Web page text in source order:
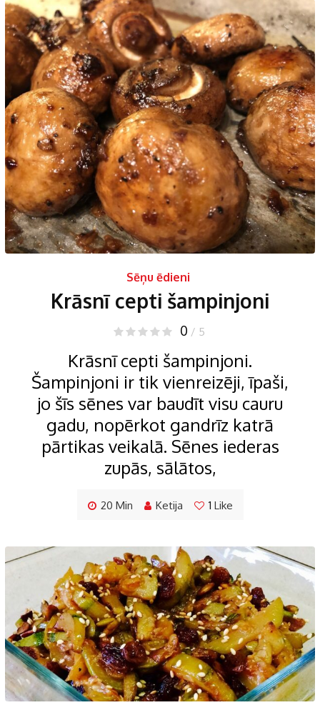
Sēņu ēdieni
Krāsnī cepti šampinjoni
0 / 5
Krāsnī cepti šampinjoni.
Šampinjoni ir tik vienreizēji, īpaši,
jo šīs sēnes var baudīt visu cauru
gadu, nopērkot gandrīz katrā
pārtikas veikalā. Sēnes iederas
zupās, sālātos,
20 Min Ketija 1 Like